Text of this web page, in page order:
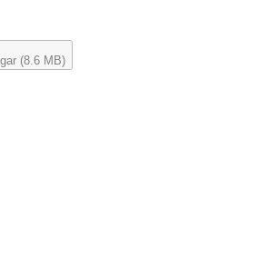
(8.6 MB)